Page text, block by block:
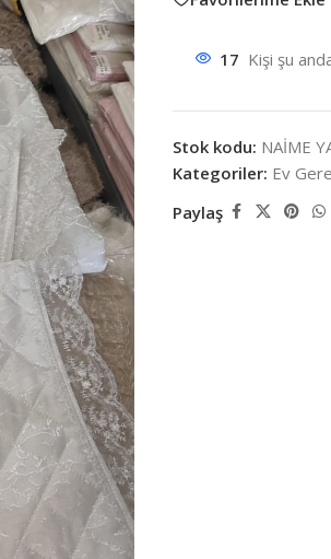
17 Kişi şu
Stok kodu: NAİME
Kategoriler: Ev
Paylaş